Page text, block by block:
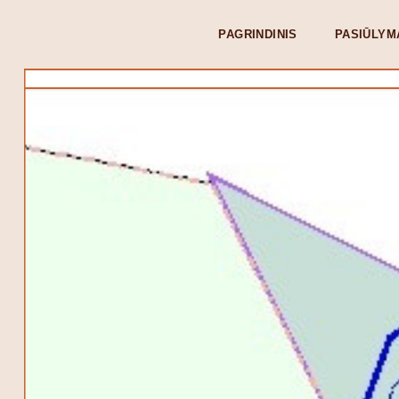
PAGRINDINIS